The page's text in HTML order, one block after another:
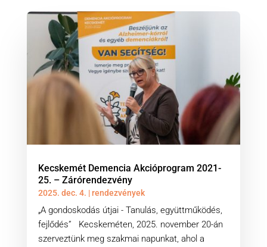
Kecskemét Demencia Akcióprogram 2021-
25. – Zárórendezvény
2025. dec. 4. |rendezvények
„A gondoskodás útjai - Tanulás, együttműködés,
fejlődés” Kecskeméten, 2025. november 20-án
szerveztünk meg szakmai napunkat, ahol a